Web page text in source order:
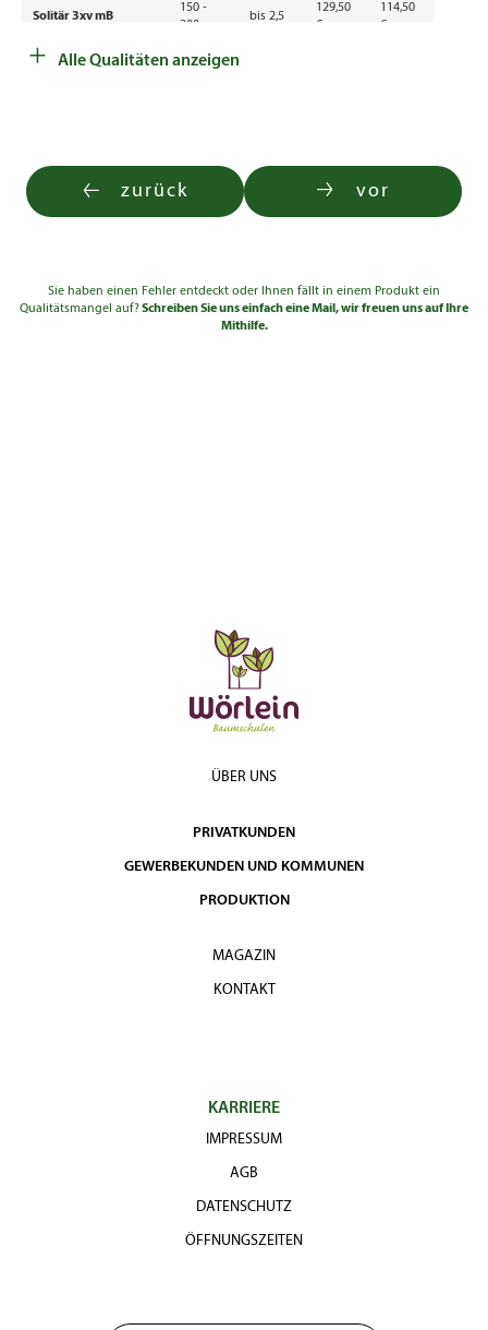
Solitär 3xv mB
150 -
200
bis 2,5
129,50
€
114,50
€
200 -
+ Alle Qualitäten anzeigen
zurück vor
Sie haben einen Fehler entdeckt oder Ihnen fällt in einem Produkt ein
Qualitätsmangel auf?Schreiben Sie uns einfach eine Mail, wir freuen uns auf Ihre
Mithilfe.
ÜBER UNS
PRIVATKUNDEN
GEWERBEKUNDEN UND KOMMUNEN
PRODUKTION
MAGAZIN
KONTAKT
KARRIERE
IMPRESSUM
AGB
DATENSCHUTZ
ÖFFNUNGSZEITEN